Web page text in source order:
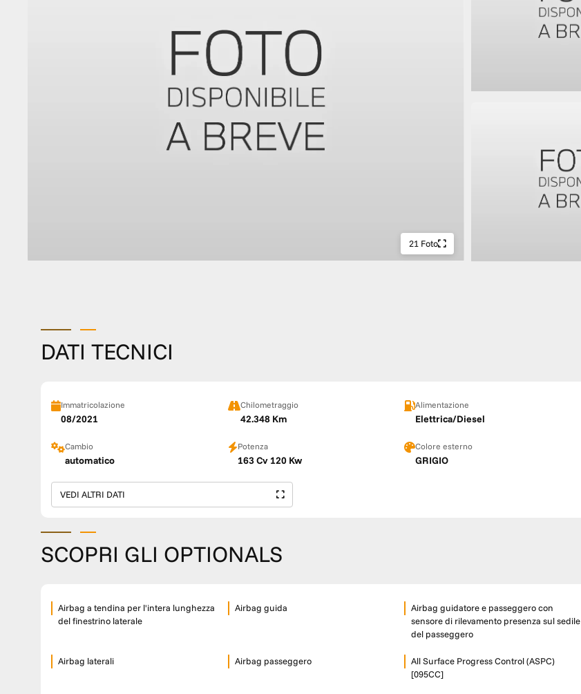
21 Foto
DATI TECNICI
Immatricolazione
08/2021
Chilometraggio
42.348 Km
Alimentazione
Elettrica/Diesel
Cambio
automatico
Potenza
163 Cv 120 Kw
Colore esterno
GRIGIO
VEDI ALTRI DATI
SCOPRI GLI OPTIONALS
Airbag a tendina per l'intera lunghezza
del finestrino laterale
Airbag guida
Airbag guidatore e passeggero con
sensore di rilevamento presenza sul sedile
del passeggero
Airbag laterali Airbag passeggero
All Surface Progress Control (ASPC)
[095CC]